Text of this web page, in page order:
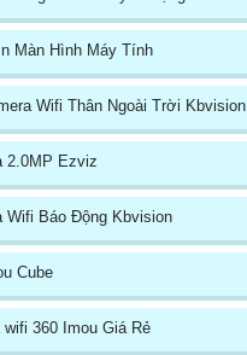
Màn Hình Máy Tính
Wifi Thân Ngoài Trời Kbvision
2.0MP Ezviz
Wifi Báo Động Kbvision
Cube
wifi 360 Imou Giá Rẻ